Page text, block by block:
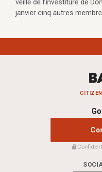
veille de l’investiture de
janvier cinq autres